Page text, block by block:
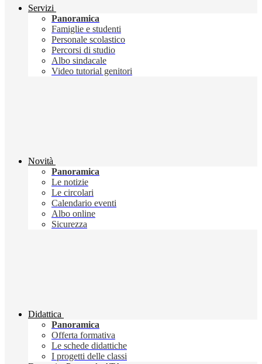
Servizi
Panoramica
Famiglie e studenti
Personale scolastico
Percorsi di studio
Albo sindacale
Video tutorial genitori
Novità
Panoramica
Le notizie
Le circolari
Calendario eventi
Albo online
Sicurezza
Didattica
Panoramica
Offerta formativa
Le schede didattiche
I progetti delle classi